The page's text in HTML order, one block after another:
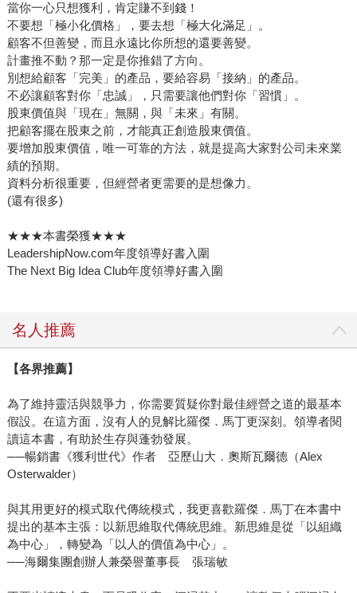
當你一心只想獲利，肯定賺不到錢！
不要想「極小化價格」，要去想「極大化滿足」。
顧客不但善變，而且永遠比你所想的還要善變。
計畫推不動？那一定是你推錯了方向。
別想給顧客「完美」的產品，要給容易「接納」的產品。
不必讓顧客對你「忠誠」，只需要讓他們對你「習慣」。
股東價值與「現在」無關，與「未來」有關。
把顧客擺在股東之前，才能真正創造股東價值。
要增加股東價值，唯一可靠的方法，就是提高大家對公司未來業
績的預期。
資料分析很重要，但經營者更需要的是想像力。
(還有很多)
★★★本書榮獲★★★
LeadershipNow.com年度領導好書入圍
The Next Big Idea Club年度領導好書入圍
名人推薦
【各界推薦】
為了維持靈活與競爭力，你需要質疑你對最佳經營之道的最基本
假設。在這方面，沒有人的見解比羅傑．馬丁更深刻。領導者閱
讀這本書，有助於生存與蓬勃發展。
──暢銷書《獲利世代》作者 亞歷山大．奧斯瓦爾德（Alex
Osterwalder）
與其用更好的模式取代傳統模式，我更喜歡羅傑．馬丁在本書中
提出的基本主張：以新思維取代傳統思維。新思維是從「以組織
為中心」，轉變為「以人的價值為中心」。
──海爾集團創辦人兼榮譽董事長 張瑞敏